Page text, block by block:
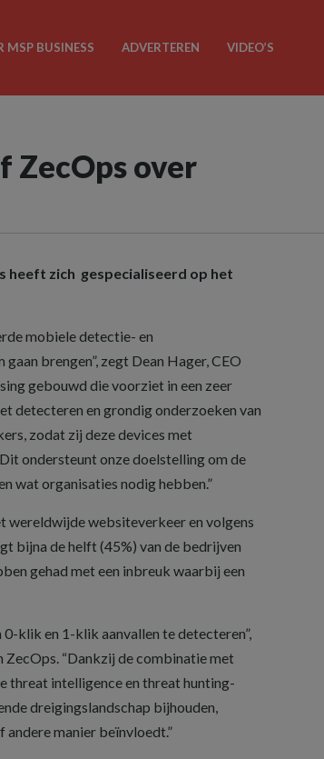
MSP BUSINESS ADVERTEREN VIDEO’S
ZecOps over
heeft zich gespecialiseerd op het
mobiele detectie- en
brengen”, zegt Dean Hager, CEO
gebouwd die voorziet in een zeer
detecteren en grondig onderzoeken van
zodat zij deze devices met
ondersteunt onze doelstelling om de
wat organisaties nodig hebben.”
wereldwijde websiteverkeer en volgens
bijna de helft (45%) van de bedrijven
gehad met een inbreuk waarbij een
klik en 1-klik aanvallen te detecteren”,
ZecOps. “Dankzij de combinatie met
threat intelligence en threat hunting-
dreigingslandschap bijhouden,
manier beïnvloedt.”